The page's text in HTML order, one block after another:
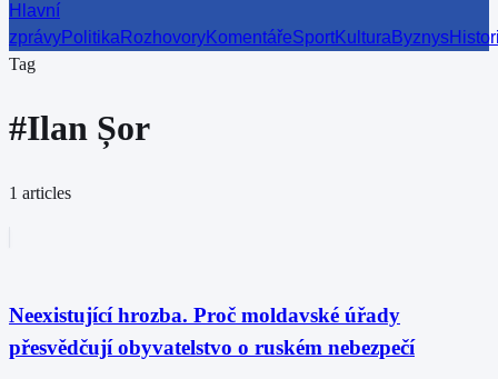
Hlavní
zprávyPolitika RozhovoryKomentářeSportKultura Byznys
Tag
#Ilan Șor
1 articles
Neexistující hrozba. Proč moldavské úřady
přesvědčují obyvatelstvo o ruském nebezpečí